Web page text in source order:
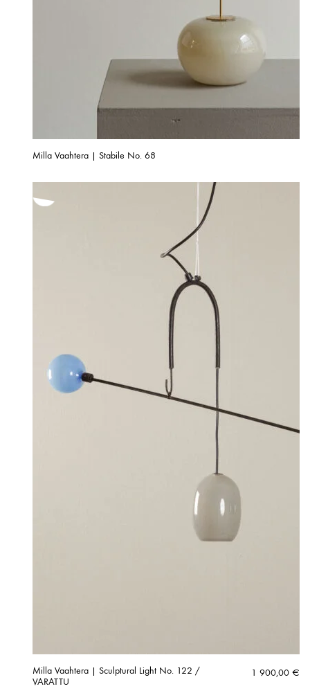
Milla Vaahtera | Stabile No. 68
Milla Vaahtera | Sculptural Light No. 122 /
VARATTU
1 900,00 €